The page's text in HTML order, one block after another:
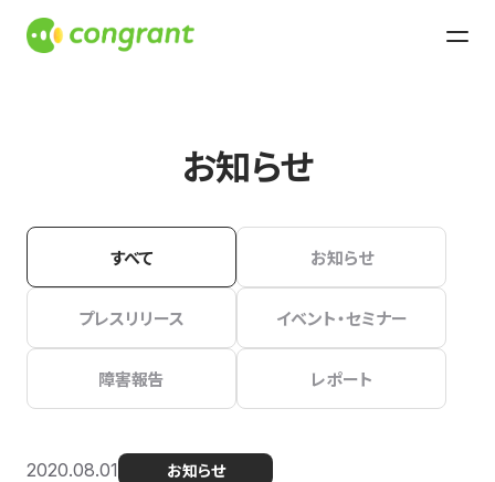
お知らせ
すべて お知らせ
プレスリリース イベント・セミナー
障害報告 レポート
2020.08.01 お知らせ